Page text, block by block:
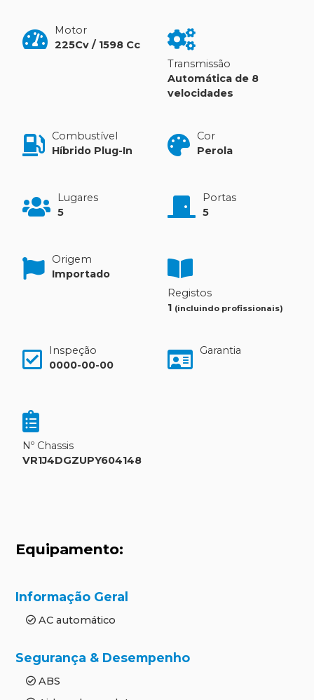
Motor
225Cv / 1598 Cc
Transmissão
Automática de 8
velocidades
Combustível
Híbrido Plug-In
Cor
Perola
Lugares
5
Portas
5
Origem
Importado
Registos
1 (incluindo profissionais)
Inspeção
0000-00-00
Garantia
Nº Chassis
VR1J4DGZUPY604148
Equipamento:
Informação Geral
AC automático
Segurança & Desempenho
ABS